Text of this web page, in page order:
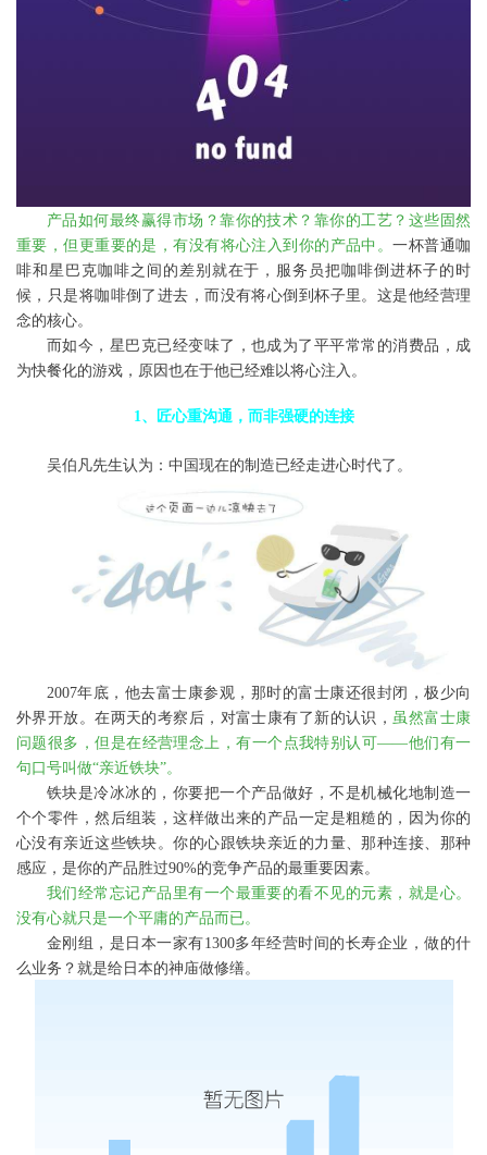
产品如何最终赢得市场？靠你的技术？靠你的工艺？这些固然
重要，但更重要的是，有没有将心注入到你的产品中。一杯普通咖
啡和星巴克咖啡之间的差别就在于，服务员把咖啡倒进杯子的时
候，只是将咖啡倒了进去，而没有将心倒到杯子里。这是他经营理
念的核心。
而如今，星巴克已经变味了，也成为了平平常常的消费品，成
为快餐化的游戏，原因也在于他已经难以将心注入。
1、匠心重沟通，而非强硬的连接
吴伯凡先生认为：中国现在的制造已经走进心时代了。
2007年底，他去富士康参观，那时的富士康还很封闭，极少向
外界开放。在两天的考察后，对富士康有了新的认识， 虽然富士康
问题很多，但是在经营理念上，有一个点我特别认可——他们有一
句口号叫做“亲近铁块”。
铁块是冷冰冰的，你要把一个产品做好，不是机械化地制造一
个个零件，然后组装，这样做出来的产品一定是粗糙的，因为你的
心没有亲近这些铁块。你的心跟铁块亲近的力量、那种连接、那种
感应，是你的产品胜过90%的竞争产品的最重要因素。
我们经常忘记产品里有一个最重要的看不见的元素，就是心。
没有心就只是一个平庸的产品而已。
金刚组，是日本一家有1300多年经营时间的长寿企业，做的什
么业务？就是给日本的神庙做修缮。